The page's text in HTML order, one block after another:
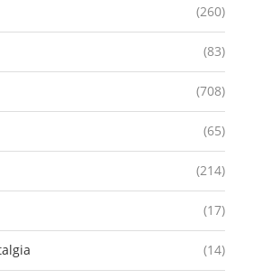
(260)
(83)
(708)
(65)
(214)
(17)
(14)